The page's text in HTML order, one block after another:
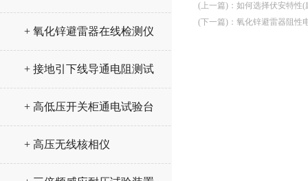
+ 氧化锌避雷器在线检测仪
+ 接地引下线导通电阻测试
仪
+ 高低压开关柜通电试验台
+ 高压无线核相仪
(上一篇) ： 如何选择伏安特性
(下一篇) ： 氧化锌避雷器阻性